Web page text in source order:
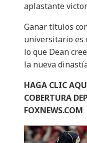
aplastante
Ganar títulos
universitario es
lo que Dean
la nueva
HAGA CLIC
COBERTURA
FOXNEWS.COM